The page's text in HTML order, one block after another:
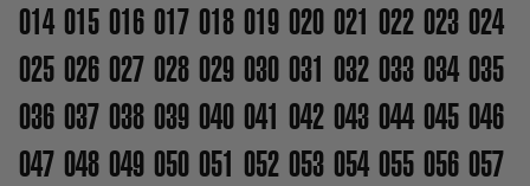
014 015 016 017 018 019 020 021 022 023 024
025 026 027 028 029 030 031 032 033 034 035
036 037 038 039 040 041 042 043 044 045 046
047 048 049 050 051 052 053 054 055 056 057